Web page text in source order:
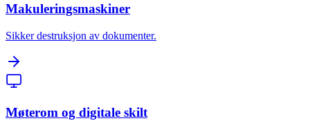
Makuleringsmaskiner
Sikker destruksjon av dokumenter.
Møterom og digitale skilt